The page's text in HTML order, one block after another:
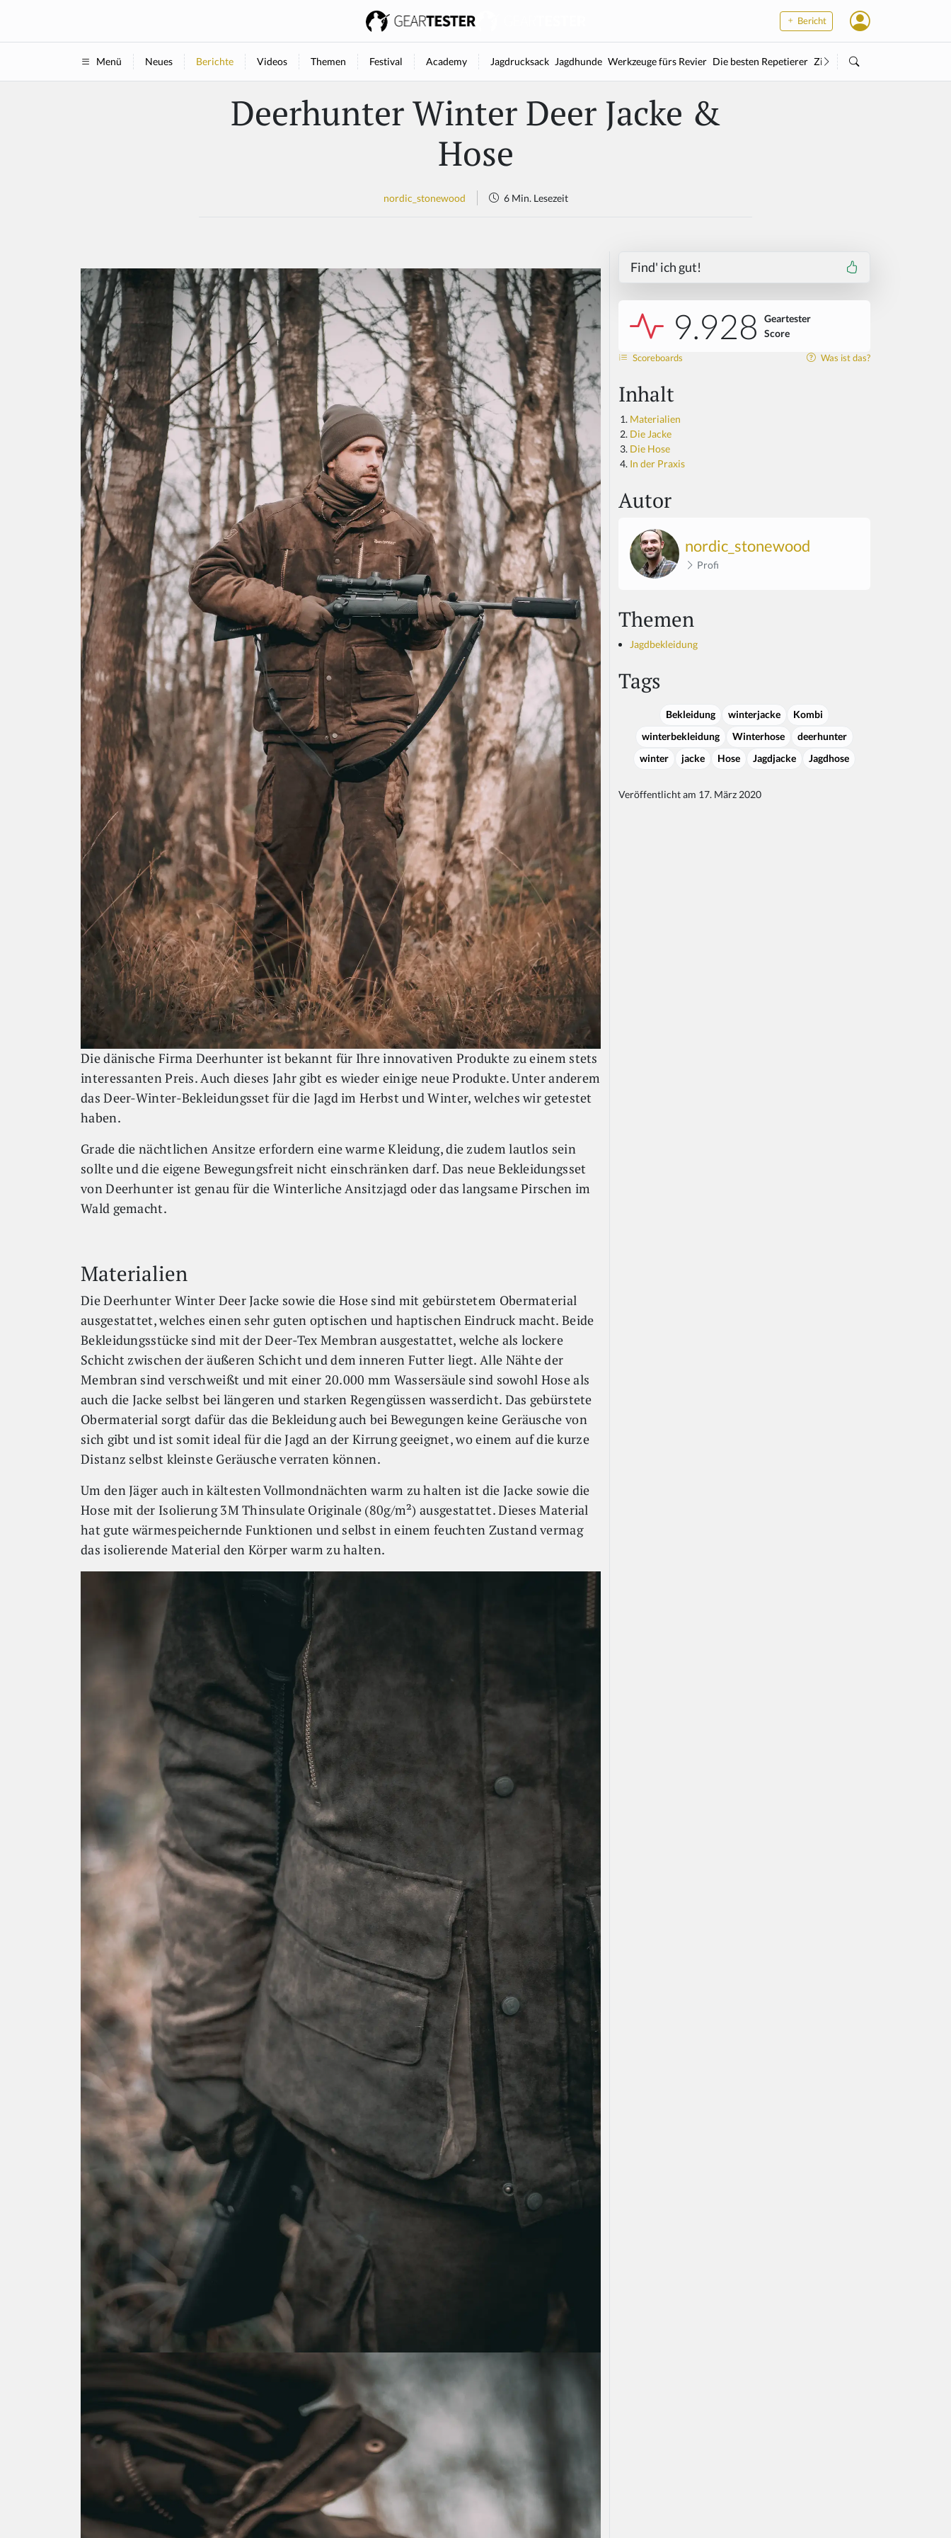
Bericht
Menü Neues Berichte Videos Themen Festival Academy Jagdrucksack Jagdhunde Werkzeuge fürs Revier Die besten Repetierer Zielstock
Deerhunter Winter Deer Jacke &
Hose
nordic_stonewood 6 Min. Lesezeit
Die dänische Firma Deerhunter ist bekannt für Ihre innovativen Produkte zu einem stets
interessanten Preis. Auch dieses Jahr gibt es wieder einige neue Produkte. Unter anderem
das Deer-Winter-Bekleidungsset für die Jagd im Herbst und Winter, welches wir getestet
haben.
Grade die nächtlichen Ansitze erfordern eine warme Kleidung, die zudem lautlos sein
sollte und die eigene Bewegungsfreit nicht einschränken darf. Das neue Bekleidungsset
von Deerhunter ist genau für die Winterliche Ansitzjagd oder das langsame Pirschen im
Wald gemacht.
Materialien
Die Deerhunter Winter Deer Jacke sowie die Hose sind mit gebürstetem Obermaterial
ausgestattet, welches einen sehr guten optischen und haptischen Eindruck macht. Beide
Bekleidungsstücke sind mit der Deer-Tex Membran ausgestattet, welche als lockere
Schicht zwischen der äußeren Schicht und dem inneren Futter liegt. Alle Nähte der
Membran sind verschweißt und mit einer 20.000 mm Wassersäule sind sowohl Hose als
auch die Jacke selbst bei längeren und starken Regengüssen wasserdicht. Das gebürstete
Obermaterial sorgt dafür das die Bekleidung auch bei Bewegungen keine Geräusche von
sich gibt und ist somit ideal für die Jagd an der Kirrung geeignet, wo einem auf die kurze
Distanz selbst kleinste Geräusche verraten können.
Um den Jäger auch in kältesten Vollmondnächten warm zu halten ist die Jacke sowie die
Hose mit der Isolierung 3M Thinsulate Originale (80g/m²) ausgestattet. Dieses Material
hat gute wärmespeichernde Funktionen und selbst in einem feuchten Zustand vermag
das isolierende Material den Körper warm zu halten.
Find' ich gut!
9.928
Geartester
Score
Scoreboards Was ist das?
Inhalt
Materialien
Die Jacke
Die Hose
In der Praxis
Autor
nordic_stonewood
Profi
Themen
Jagdbekleidung
Tags
Bekleidung winterjacke
Kombi
winterbekleidung
Winterhose
deerhunter
winter
jacke Hose Jagdjacke Jagdhose
Veröffentlicht am 17. März 2020